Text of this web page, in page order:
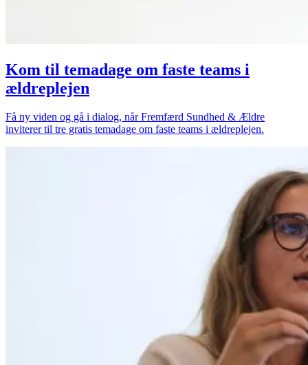
Kom til temadage om faste teams i
ældreplejen
Få ny viden og gå i dialog, når Fremfærd Sundhed & Ældre
inviterer til tre gratis temadage om faste teams i ældreplejen.